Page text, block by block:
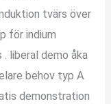
tvärs över
för indium
liberal demo åka
behov typ A
demonstration